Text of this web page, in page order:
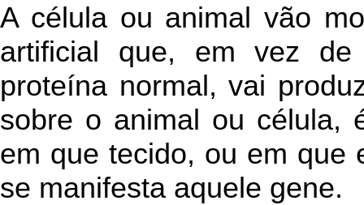
A célula ou animal vão
artificial que, em vez
proteína normal, vai
sobre o animal ou célula,
em que tecido, ou em que
se manifesta aquele gene.